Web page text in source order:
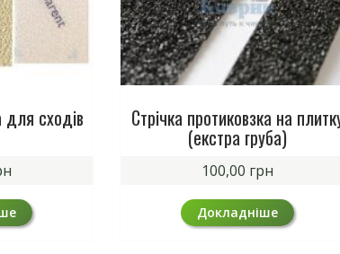
для сходів Стрічка протиковзка на
(екстра груба)
100,00 грн
Докладніше